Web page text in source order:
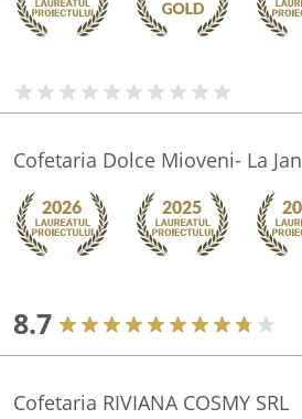
Cofetaria Dolce Mioveni- La Jan
8.7
Cofetaria RIVIANA COSMY SRL